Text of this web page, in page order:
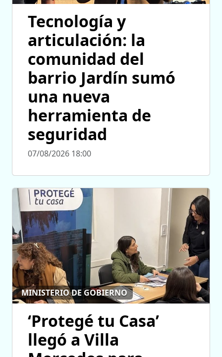
Tecnología y
articulación: la
comunidad del
barrio Jardín sumó
una nueva
herramienta de
seguridad
07/08/2026 18:00
MINISTERIO DE GOBIERNO
‘Protegé tu Casa’
llegó a Villa